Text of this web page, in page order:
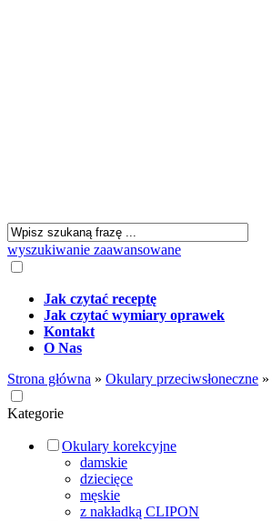
wyszukiwanie zaawansowane
Jak czytać receptę
Jak czytać wymiary oprawek
Kontakt
O Nas
Strona główna » Okulary przeciwsłoneczne »
Kategorie
Okulary korekcyjne
damskie
dziecięce
męskie
z nakładką CLIPON